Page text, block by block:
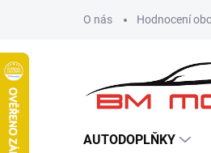
O nás Hodnocení
AUTODOPLŇKY